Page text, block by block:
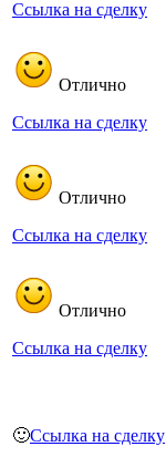
Ссылка на сделку
Отлично
Ссылка на сделку
Отлично
Ссылка на сделку
Отлично
Ссылка на сделку
🙂Ссылка на сделку